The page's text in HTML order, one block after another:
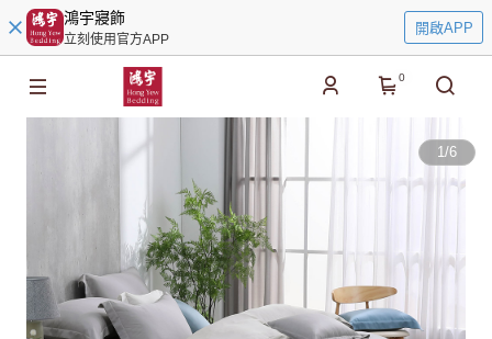
鴻宇寢飾
立刻使用官方APP
開啟APP
0
1/6